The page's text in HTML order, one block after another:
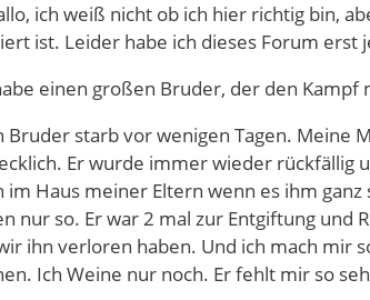
ich weiß nicht ob ich hier richtig bin,
ist. Leider habe ich dieses Forum erst
einen großen Bruder, der den
Bruder starb vor wenigen Tagen. Meine
Er wurde immer wieder rückfällig
im Haus meiner Eltern wenn es ihm
nur so. Er war 2 mal zur Entgiftung
ihn verloren haben. Und ich mach mir
Ich Weine nur noch. Er fehlt mir so